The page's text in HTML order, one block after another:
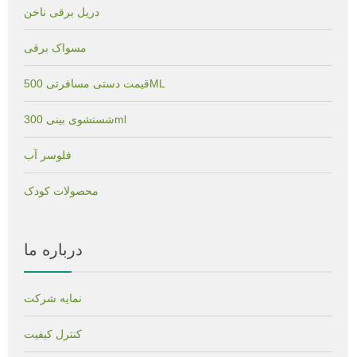
دریل برقی ناخن
مسواک برقی
قیمت دستی مسافرتی 500ML
شستشوی بینی 300ml
فلوسر آب
محصولات کودک
درباره ما
نمایه شرکت
کنترل کیفیت